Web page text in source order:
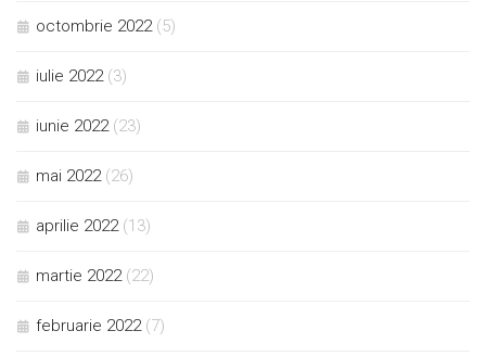
octombrie 2022 (5)
iulie 2022 (3)
iunie 2022 (23)
mai 2022 (26)
aprilie 2022 (13)
martie 2022 (22)
februarie 2022 (7)